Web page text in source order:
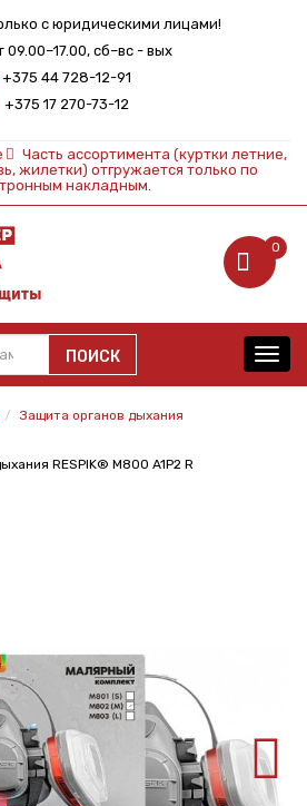
с юридическими лицами!
09.00–17.00, сб–вс - вых
+375 44 728-12-91
+375 17 270-73-12
Часть ассортимента (куртки летние,
жилетки) отгружается только по
накладным.
0
ПОИСК
Защита органов дыхания
RESPIK® M800 A1P2 R